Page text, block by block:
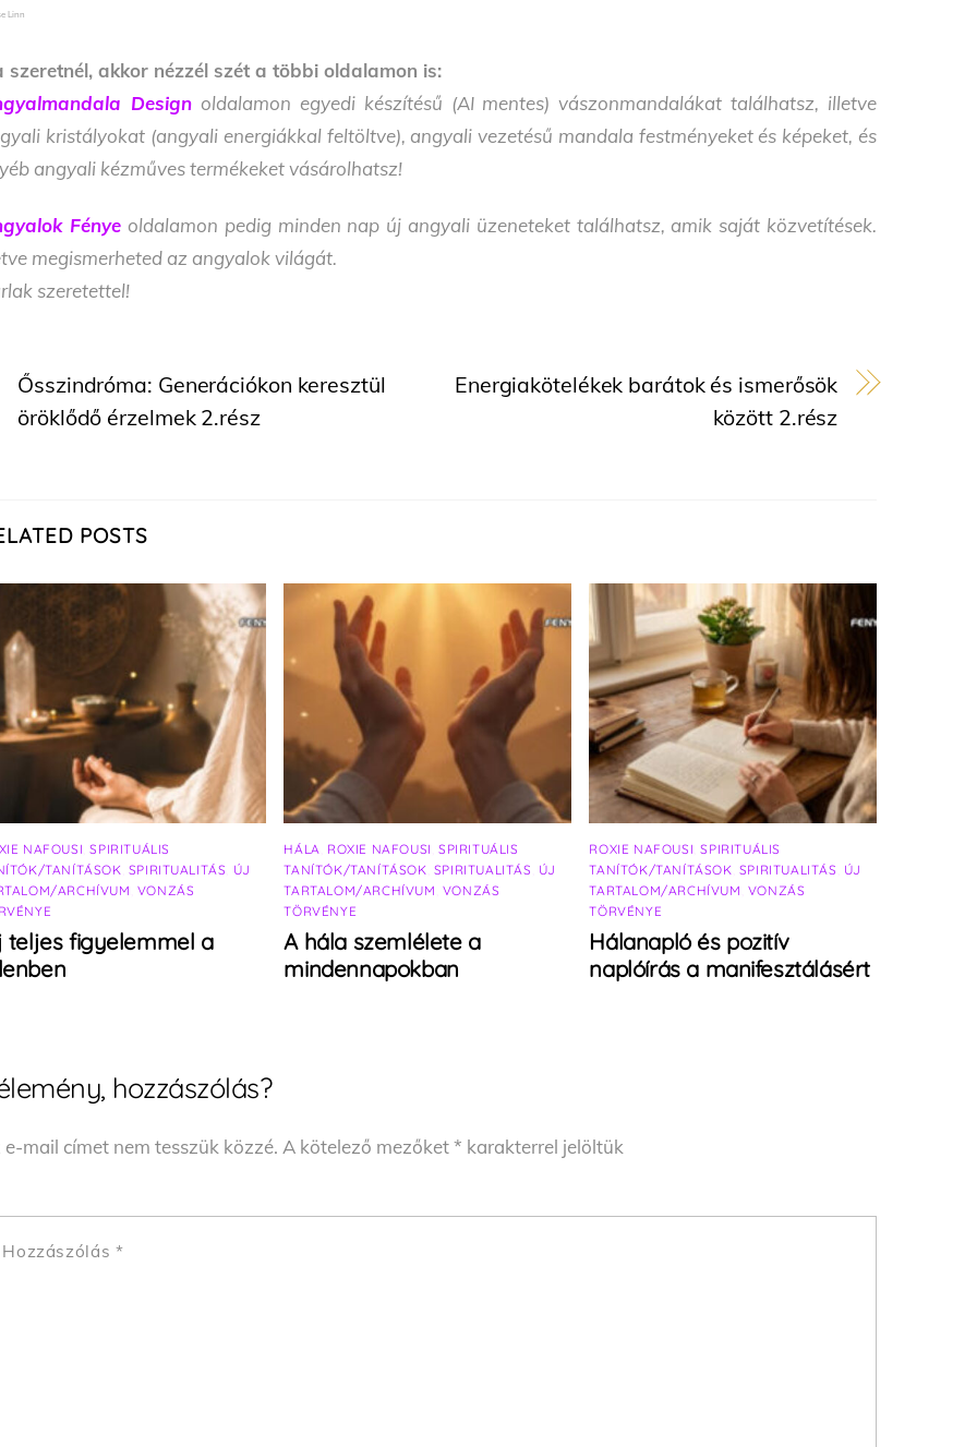
Linn
szeretnél, akkor nézzél szét a többi oldalamon is:
Design oldalamon egyedi készítésű (AI mentes) vászonmandalákat találhatsz, illetve
kristályokat (angyali energiákkal feltöltve), angyali vezetésű mandala festményeket és képeket, és
angyali kézműves termékeket vásárolhatsz!
Fénye oldalamon pedig minden nap új angyali üzeneteket találhatsz, amik saját közvetítések.
megismerheted az angyalok világát.
szeretettel!
Ősszindróma: Generációkon keresztül
öröklődő érzelmek 2.rész
Energiakötelékek barátok és ismerősök
között 2.rész
POSTS
NAFOUSI ,SPIRITUÁLIS
TANÍTÁSOK SPIRITUALITÁS ÚJ
ARCHÍVUM VONZÁS
teljes figyelemmel a
HÁLA ROXIE NAFOUSI SPIRITUÁLIS
TANÍTÓK/TANÍTÁSOK SPIRITUALITÁS ÚJ
TARTALOM/ARCHÍVUM VONZÁS
TÖRVÉNYE
A hála szemlélete a
mindennapokban
ROXIE NAFOUSI ,SPIRITUÁLIS
TANÍTÓK/TANÍTÁSOK SPIRITUALITÁS ÚJ
TARTALOM/ARCHÍVUM VONZÁS
TÖRVÉNYE
Hálanapló és pozitív
naplóírás a manifesztálásért
hozzászólás?
e-mail címet nem tesszük közzé. A kötelező mezőket* karakterrel jelöltük
Hozzászólás *